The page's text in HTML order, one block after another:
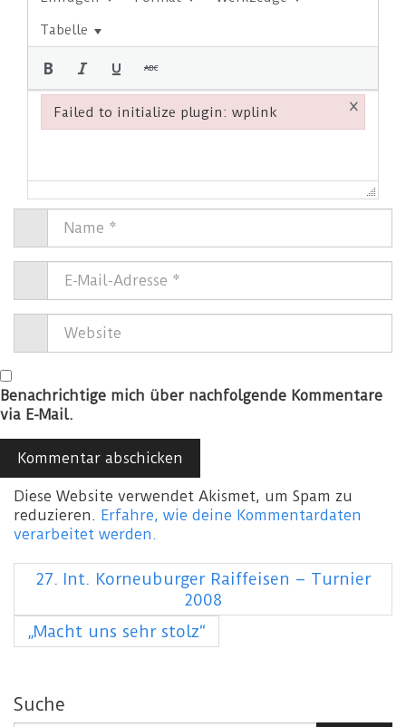
Tabelle
Benachrichtige mich über nachfolgende Kommentare
via E-Mail.
Diese Website verwendet Akismet, um Spam zu
reduzieren. Erfahre, wie deine Kommentardaten
verarbeitet werden.
27. Int. Korneuburger Raiffeisen – Turnier
2008
„Macht uns sehr stolz“
Suche
Failed to initialize plugin: wplink ×
Failed to initialize plugin: wplink